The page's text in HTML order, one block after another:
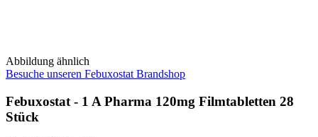
Abbildung ähnlich
Besuche unseren Febuxostat Brandshop
Febuxostat - 1 A Pharma 120mg Filmtabletten 28
Stück